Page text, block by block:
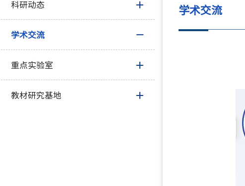
科研动态
学术交流
重点实验室
教材研究基地
学术交流